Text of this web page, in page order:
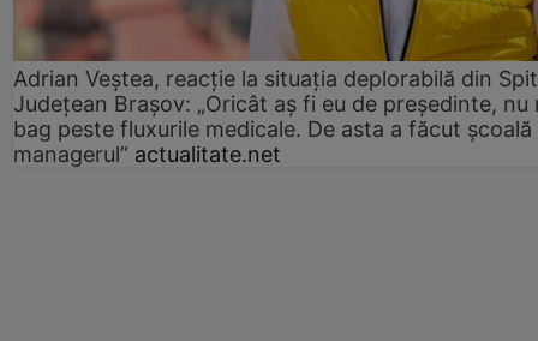
Adrian Veștea, reacție la situația deplorabilă din
Județean Brașov: „Oricât aș fi eu de președinte, nu
bag peste fluxurile medicale. De asta a făcut școală
managerul” actualitate.net